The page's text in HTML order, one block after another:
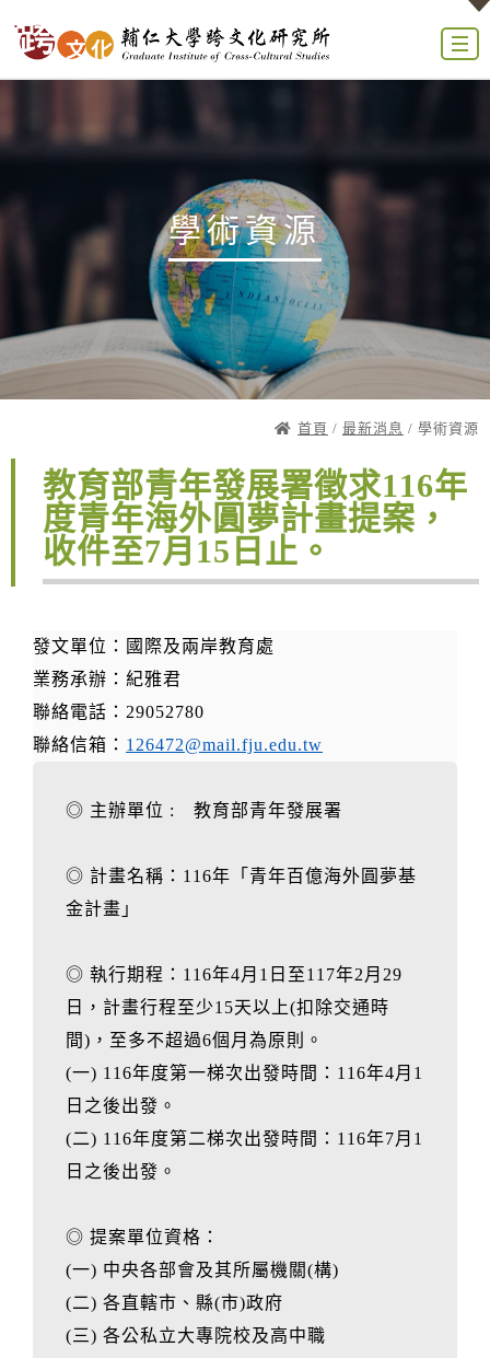
學術資源
首頁 / 最新消息 / 學術資源
教育部青年發展署徵求116年
度青年海外圓夢計畫提案，
收件至7月15日止。
發文單位：國際及兩岸教育處
業務承辦：紀雅君
聯絡電話：29052780
聯絡信箱： 126472@mail.fju.edu.tw
◎ 主辦單位 : 教育部青年發展署
◎ 計畫名稱：116年「青年百億海外圓夢基
金計畫」
◎ 執行期程：116年4月1日至117年2月29
日，計畫行程至少15天以上(扣除交通時
間)，至多不超過6個月為原則。
(一) 116年度第一梯次出發時間：116年4月1
日之後出發。
(二) 116年度第二梯次出發時間：116年7月1
日之後出發。
◎ 提案單位資格：
(一) 中央各部會及其所屬機關(構)
(二) 各直轄市、縣(市)政府
(三) 各公私立大專院校及高中職